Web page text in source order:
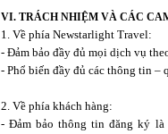
VI. TRÁCH NHIỆM VÀ CÁC
1. Về phía Newstarlight Travel:
- Đảm bảo đầy đủ mọi dịch vụ
- Phổ biến đầy đủ các thông tin
2. Về phía khách hàng:
- Đảm bảo thông tin đăng ký